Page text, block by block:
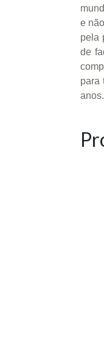
e
pela
de
para
anos.